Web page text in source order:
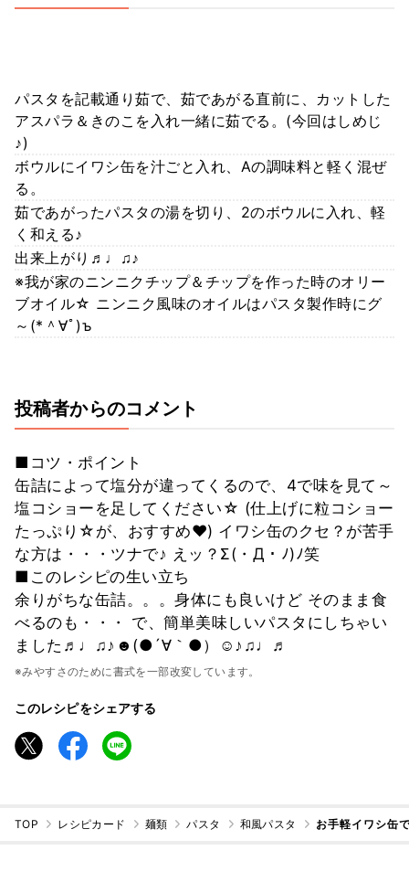
パスタを記載通り茹で、茹であがる直前に、カットした
アスパラ＆きのこを入れ一緒に茹でる。(今回はしめじ
♪)
ボウルにイワシ缶を汁ごと入れ、Aの調味料と軽く混ぜ
る。
茹であがったパスタの湯を切り、2のボウルに入れ、軽
く和える♪
出来上がり♬♩♫♪
※我が家のニンニクチップ＆チップを作った時のオリー
ブオイル☆ ニンニク風味のオイルはパスタ製作時にグ
～(*＾∀ﾟ)ъ
投稿者からのコメント
■コツ・ポイント
缶詰によって塩分が違ってくるので、4で味を見て～
塩コショーを足してください☆ (仕上げに粒コショー
たっぷり☆が、おすすめ❤) イワシ缶のクセ？が苦手
な方は・・・ツナで♪ えッ？Σ(・Д・ﾉ)ﾉ笑
■このレシピの生い立ち
余りがちな缶詰。。。身体にも良いけど そのまま食
べるのも・・・ で、簡単美味しいパスタにしちゃい
ました♬♩♫♪☻(●´∀｀●）☺♪♫♩♬
※みやすさのために書式を一部改変しています。
このレシピをシェアする
TOP レシピカード 麺類 パスタ 和風パスタ お手軽イワシ缶